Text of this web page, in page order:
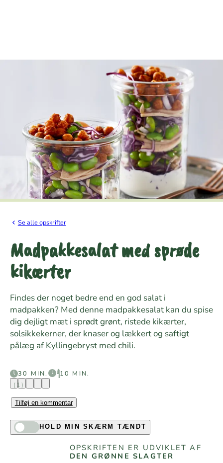
Se alle opskrifter
Madpakkesalat med sprøde
kikærter
Findes der noget bedre end en god salat i
madpakken? Med denne madpakkesalat kan du spise
dig dejligt mæt i sprødt grønt, ristede kikærter,
solsikkekerner, der knaser og lækkert og saftigt
pålæg af Kyllingebryst med chili.
30 MIN.
10 MIN.
(1)
Tilføj en kommentar
HOLD MIN SKÆRM TÆNDT
OPSKRIFTEN ER UDVIKLET AF
DEN GRØNNE SLAGTER